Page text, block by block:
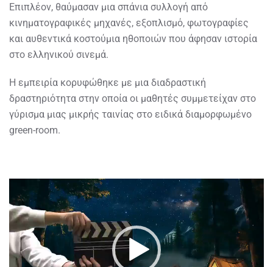
Επιπλέον, θαύμασαν μια σπάνια συλλογή από
κινηματογραφικές μηχανές, εξοπλισμό, φωτογραφίες
και αυθεντικά κοστούμια ηθοποιών που άφησαν ιστορία
στο ελληνικού σινεμά.
Η εμπειρία κορυφώθηκε με μια διαδραστική
δραστηριότητα στην οποία οι μαθητές συμμετείχαν στο
γύρισμα μιας μικρής ταινίας στο ειδικά διαμορφωμένο
green-room.
Πρόγραμμα
Αναπαραγωγής
Βίντεο